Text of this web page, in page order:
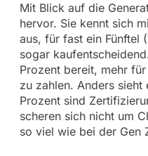
Mit Blick auf die
hervor. Sie kennt sich
aus, für fast ein Fünftel
sogar
Prozent bereit, mehr
zu zahlen. Anders sieht
Prozent sind
scheren sich nicht um
so viel wie bei der Gen